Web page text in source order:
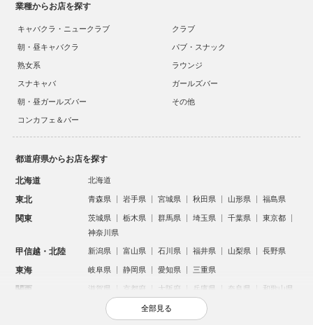
業種からお店を探す
キャバクラ・ニュークラブ
クラブ
朝・昼キャバクラ
パブ・スナック
熟女系
ラウンジ
スナキャバ
ガールズバー
朝・昼ガールズバー
その他
コンカフェ＆バー
都道府県からお店を探す
北海道 北海道
東北 青森県 岩手県 宮城県 秋田県 山形県 福島県
関東 茨城県 栃木県 群馬県 埼玉県 千葉県
東京都
神奈川県
甲信越・北陸 新潟県 富山県 石川県 福井県 山梨県 長野県
東海 岐阜県 静岡県 愛知県 三重県
関西 滋賀県 京都府 大阪府 兵庫県 奈良県 和歌山県
鳥取県 島根県 岡山県 広島県
全部見る